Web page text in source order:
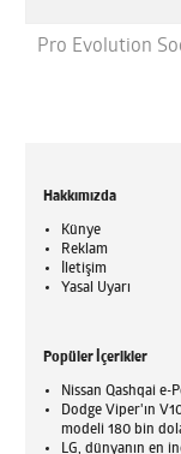
Pro Evolution
Hakkımızda
Künye
Reklam
İletişim
Yasal Uyarı
Popüler İçerikler
Nissan Qashqai e-
Dodge Viper'ın
modeli 180 bin
LG, dünyanın en